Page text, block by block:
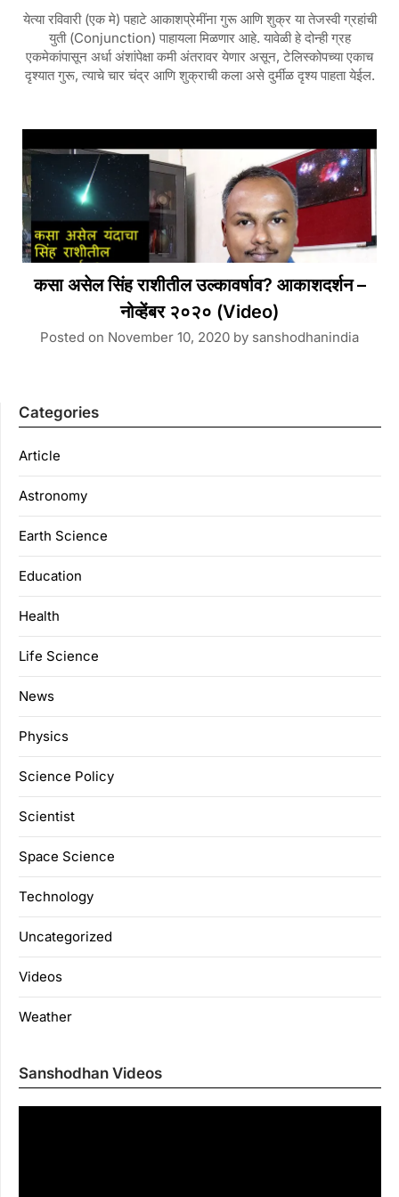
येत्या रविवारी (एक मे) पहाटे आकाशप्रेमींना गुरू आणि शुक्र या तेजस्वी ग्रहांची
युती (Conjunction) पाहायला मिळणार आहे. यावेळी हे दोन्ही ग्रह
एकमेकांपासून अर्धा अंशांपेक्षा कमी अंतरावर येणार असून, टेलिस्कोपच्या एकाच
दृश्यात गुरू, त्याचे चार चंद्र आणि शुक्राची कला असे दुर्मीळ दृश्य पाहता येईल.
कसा असेल सिंह राशीतील उल्कावर्षाव? आकाशदर्शन –
नोव्हेंबर २०२० (Video)
Posted on November 10, 2020 by sanshodhanindia
Categories
Article
Astronomy
Earth Science
Education
Health
Life Science
News
Physics
Science Policy
Scientist
Space Science
Technology
Uncategorized
Videos
Weather
Sanshodhan Videos